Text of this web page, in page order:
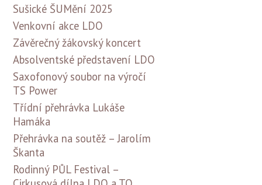
Sušické ŠUMění 2025
Venkovní akce LDO
Závěrečný žákovský koncert
Absolventské představení LDO
Saxofonový soubor na výročí
TS Power
Třídní přehrávka Lukáše
Hamáka
Přehrávka na soutěž – Jarolím
Škanta
Rodinný PŮL Festival –